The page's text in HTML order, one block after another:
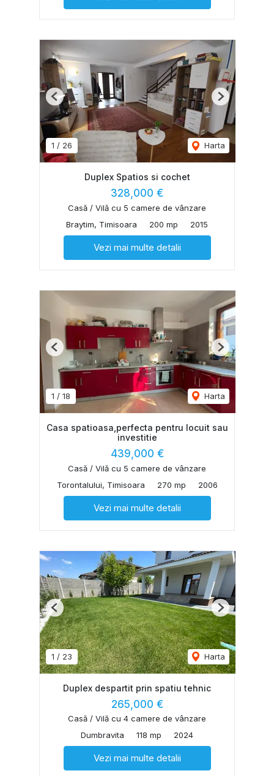
1 / 26 Harta
Previous Next
Duplex Spatios si cochet
328,000 €
Casă / Vilă cu 5 camere de vânzare
Braytim, Timisoara
200 mp 2015
Vezi mai multe detalii
1 / 18 Harta
Previous Next
Casa spatioasa,perfecta pentru locuit sau
investitie
439,000 €
Casă / Vilă cu 5 camere de vânzare
Torontalului, Timisoara
270 mp 2006
Vezi mai multe detalii
1 / 23 Harta
Previous Next
Duplex despartit prin spatiu tehnic
265,000 €
Casă / Vilă cu 4 camere de vânzare
Dumbravita
118 mp 2024
Vezi mai multe detalii